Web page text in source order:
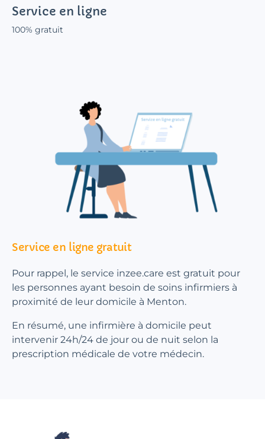
Service en ligne
100% gratuit
Service en ligne gratuit
Pour rappel, le service inzee.care est gratuit pour
les personnes ayant besoin de soins infirmiers à
proximité de leur domicile à Menton.
En résumé, une infirmière à domicile peut
intervenir 24h/24 de jour ou de nuit selon la
prescription médicale de votre médecin.